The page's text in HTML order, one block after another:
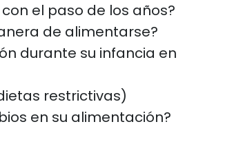
el paso de los años?
de alimentarse?
durante su infancia en
restrictivas)
en su alimentación?